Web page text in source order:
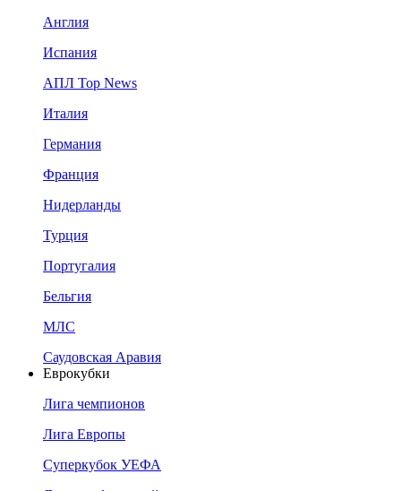
Англия
Испания
АПЛ Top News
Италия
Германия
Франция
Нидерланды
Турция
Португалия
Бельгия
МЛС
Саудовская Аравия
Еврокубки
Лига чемпионов
Лига Европы
Суперкубок УЕФА